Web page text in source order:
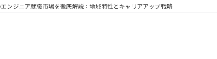
ンジニア就職市場を徹底解説：地域特性とキャリアアップ戦略